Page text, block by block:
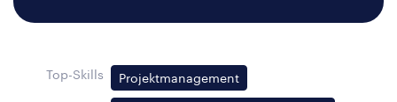
Top-Skills Projektmanagement